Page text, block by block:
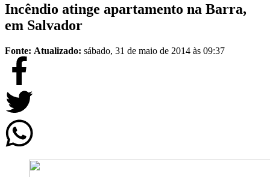
Incêndio atinge apartamento na Barra,
em Salvador
Fonte: Atualizado: sábado, 31 de maio de 2014 às 09:37